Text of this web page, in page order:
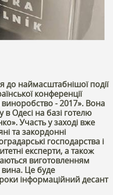
до наймасштабнішої події
конференції
- 2017». Вона
Одесі на базі готелю
Участь у заході вже
та закордонні
господарства і
експерти, а також
виготовленням
вина. Це буде
інформаційний десант